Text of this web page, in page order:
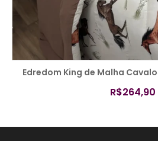
Edredom King de Malha
R$264,90